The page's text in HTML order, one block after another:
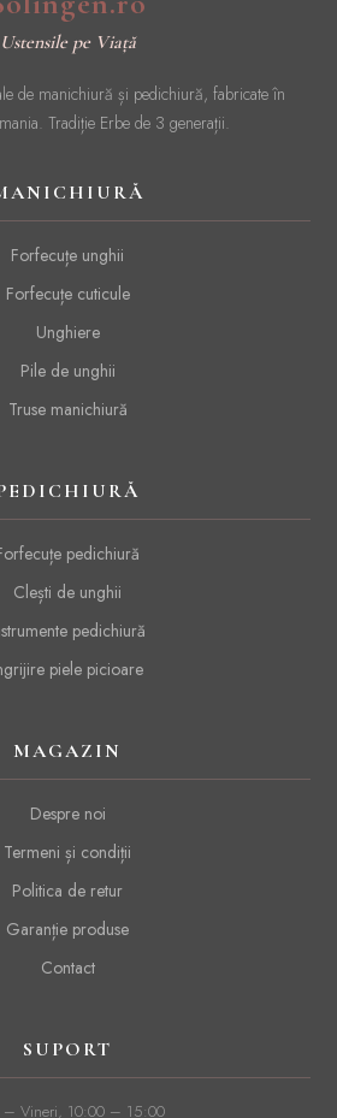
Ustensile pe Viață
de manichiură și pedichiură, fabricate în
Tradiție Erbe de 3 generații.
Forfecuțe unghii
Forfecuțe cuticule
Unghiere
Pile de unghii
Truse manichiură
pedichiură
Clești de unghii
pedichiură
piele picioare
MAGAZIN
Despre noi
Termeni și condiții
Politica de retur
Garanție produse
Contact
SUPORT
– Vineri, 10:00 – 15:00